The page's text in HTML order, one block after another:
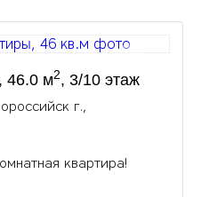
46.0 м2, 3/10 этаж
г.,
квартира!